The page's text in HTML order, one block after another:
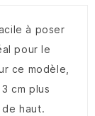
à poser
pour le
ce modèle,
cm plus
de haut.